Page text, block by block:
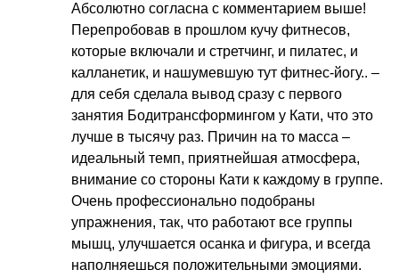
Абсолютно согласна с комментарием выше!
Перепробовав в прошлом кучу фитнесов,
которые включали и стретчинг, и пилатес, и
калланетик, и нашумевшую тут фитнес-йогу.. –
для себя сделала вывод сразу с первого
занятия Бодитрансформингом у Кати, что это
лучше в тысячу раз. Причин на то масса –
идеальный темп, приятнейшая атмосфера,
внимание со стороны Кати к каждому в группе.
Очень профессионально подобраны
упражнения, так, что работают все группы
мышц, улучшается осанка и фигура, и всегда
наполняешься положительными эмоциями.